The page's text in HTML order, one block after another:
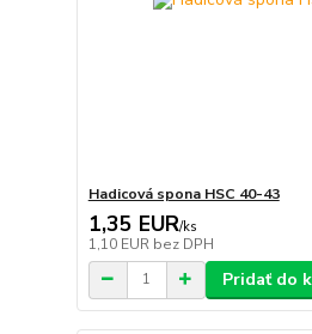
Hadicová spona HSC 40-43
1,35 EUR/ks
1,10 EUR bez DPH
Pridať do